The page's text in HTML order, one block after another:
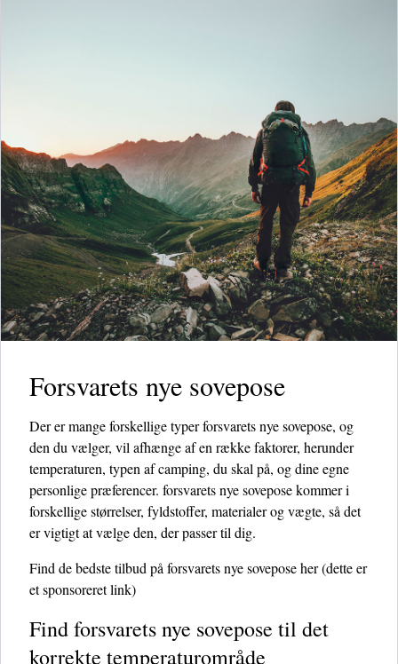
Forsvarets nye sovepose
Der er mange forskellige typer forsvarets nye sovepose, og
den du vælger, vil afhænge af en række faktorer, herunder
temperaturen, typen af ​​camping, du skal på, og dine egne
personlige præferencer. forsvarets nye sovepose kommer i
forskellige størrelser, fyldstoffer, materialer og vægte, så det
er vigtigt at vælge den, der passer til dig.
Find de bedste tilbud på forsvarets nye sovepose her(dette er
et sponsoreret link)
Find forsvarets nye sovepose til det
korrekte temperaturområde